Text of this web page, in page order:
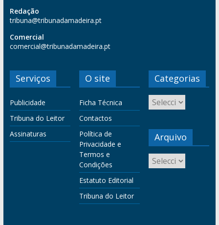
Redação
tribuna@tribunadamadeira.pt
Comercial
comercial@tribunadamadeira.pt
Serviços
Publicidade
Tribuna do Leitor
Assinaturas
O site
Ficha Técnica
Contactos
Política de
Privacidade e
Termos e
Condições
Estatuto Editorial
Tribuna do Leitor
Categorias
Arquivo